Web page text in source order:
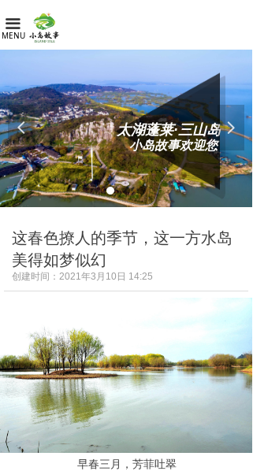
小岛故事欢迎您
太湖蓬莱·三山岛
넳 넲
끀首页
新闻资讯
客房预订
农家风物
人文景点
联系我们
外卖配送
MENU
这春色撩人的季节，这一方水岛
美得如梦似幻
创建时间： 2021年3月10日 14:25
早春三月，芳菲吐翠